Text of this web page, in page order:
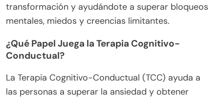
transformación y ayudándote a superar bloqueos
mentales, miedos y creencias limitantes.
¿Qué Papel Juega la Terapia Cognitivo-
Conductual?
La Terapia Cognitivo-Conductual (TCC) ayuda a
las personas a superar la ansiedad y obtener